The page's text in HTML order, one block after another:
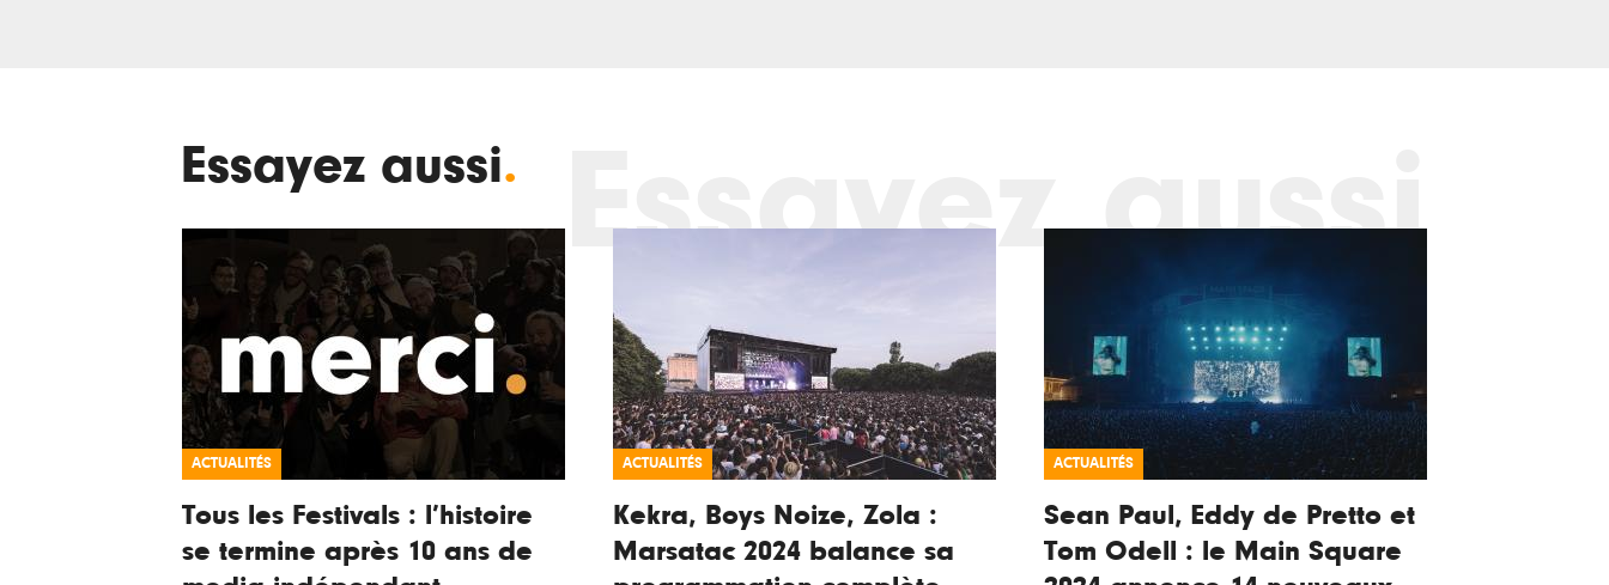
Essayez aussi. Essayez aussi
ACTUALITÉS
Tous les Festivals : l’histoire
se termine après 10 ans de
ACTUALITÉS
Kekra, Boys Noize, Zola :
Marsatac 2024 balance sa
ACTUALITÉS
Sean Paul, Eddy de Pretto et
Tom Odell : le Main Square